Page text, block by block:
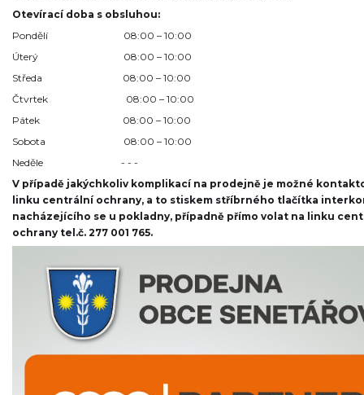
Otevírací doba s obsluhou:
Pondělí 08:00 – 10:00
Úterý 08:00 – 10:00
Středa 08:00 – 10:00
Čtvrtek 08:00 – 10:00
Pátek 08:00 – 10:00
Sobota 08:00 – 10:00
Neděle - - -
V případě jakýchkoliv komplikací na prodejně je možné
linku centrální ochrany, a to stiskem stříbrného tlačítka
nacházejícího se u pokladny, případně přímo volat na linku
ochrany tel.č. 277 001 765.